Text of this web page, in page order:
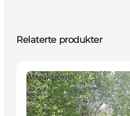
Relaterte produkter
Attraktioner